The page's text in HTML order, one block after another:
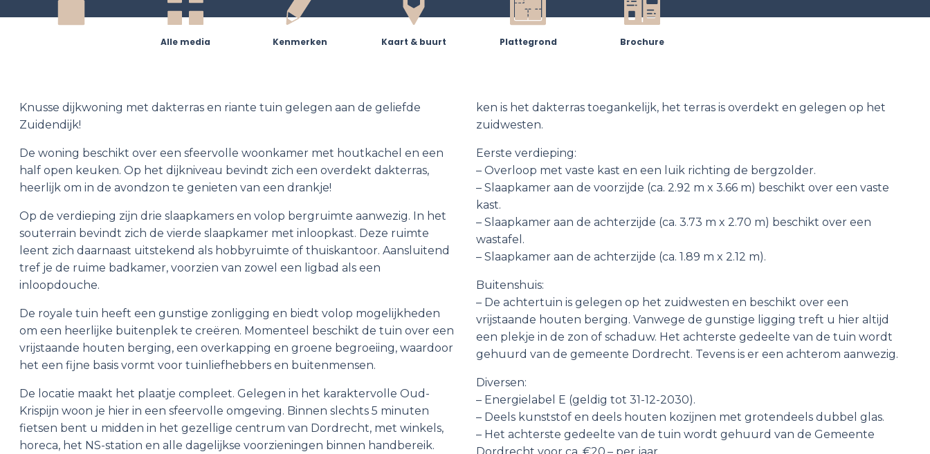
Alle media Kenmerken Kaart & buurt Plattegrond Brochure
Knusse dijkwoning met dakterras en riante tuin gelegen aan de geliefde
Zuidendijk!
De woning beschikt over een sfeervolle woonkamer met houtkachel en een
half open keuken. Op het dijkniveau bevindt zich een overdekt dakterras,
heerlijk om in de avondzon te genieten van een drankje!
Op de verdieping zijn drie slaapkamers en volop bergruimte aanwezig. In het
souterrain bevindt zich de vierde slaapkamer met inloopkast. Deze ruimte
leent zich daarnaast uitstekend als hobbyruimte of thuiskantoor. Aansluitend
tref je de ruime badkamer, voorzien van zowel een ligbad als een
inloopdouche.
De royale tuin heeft een gunstige zonligging en biedt volop mogelijkheden
om een heerlijke buitenplek te creëren. Momenteel beschikt de tuin over een
vrijstaande houten berging, een overkapping en groene begroeiing, waardoor
het een fijne basis vormt voor tuinliefhebbers en buitenmensen.
De locatie maakt het plaatje compleet. Gelegen in het karaktervolle Oud-
Krispijn woon je hier in een sfeervolle omgeving. Binnen slechts 5 minuten
fietsen bent u midden in het gezellige centrum van Dordrecht, met winkels,
horeca, het NS-station en alle dagelijkse voorzieningen binnen handbereik.
ken is het dakterras toegankelijk, het terras is overdekt en gelegen op het
zuidwesten.
Eerste verdieping:
– Overloop met vaste kast en een luik richting de bergzolder.
– Slaapkamer aan de voorzijde (ca. 2.92 m x 3.66 m) beschikt over een vaste
kast.
– Slaapkamer aan de achterzijde (ca. 3.73 m x 2.70 m) beschikt over een
wastafel.
– Slaapkamer aan de achterzijde (ca. 1.89 m x 2.12 m).
Buitenshuis:
– De achtertuin is gelegen op het zuidwesten en beschikt over een
vrijstaande houten berging. Vanwege de gunstige ligging treft u hier altijd
een plekje in de zon of schaduw. Het achterste gedeelte van de tuin wordt
gehuurd van de gemeente Dordrecht. Tevens is er een achterom aanwezig.
Diversen:
– Energielabel E (geldig tot 31-12-2030).
– Deels kunststof en deels houten kozijnen met grotendeels dubbel glas.
– Het achterste gedeelte van de tuin wordt gehuurd van de Gemeente
Dordrecht voor ca. €20,– per jaar.